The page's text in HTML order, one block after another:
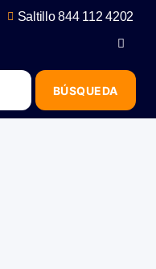
Saltillo 844 112 4202